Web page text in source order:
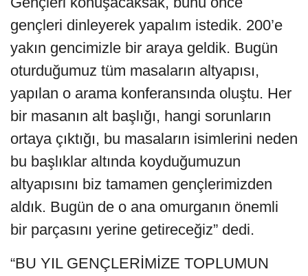
gençleri dinleyerek yapalım istedik. 200’e
yakın gencimizle bir araya geldik. Bugün
oturduğumuz tüm masaların altyapısı,
yapılan o arama konferansında oluştu. Her
bir masanın alt başlığı, hangi sorunların
ortaya çıktığı, bu masaların isimlerini neden
bu başlıklar altında koyduğumuzun
altyapısını biz tamamen gençlerimizden
aldık. Bugün de o ana omurganın önemli
bir parçasını yerine getireceğiz” dedi.
“BU YIL GENÇLERİMİZE TOPLUMUN